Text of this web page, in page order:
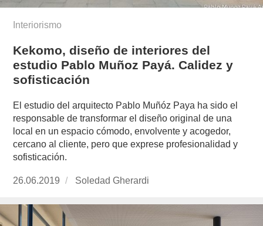
Interiorismo
Kekomo, diseño de interiores del
estudio Pablo Muñoz Payá. Calidez y
sofisticación
El estudio del arquitecto Pablo Muñóz Paya ha sido el
responsable de transformar el diseño original de una
local en un espacio cómodo, envolvente y acogedor,
cercano al cliente, pero que exprese profesionalidad y
sofisticación.
Publicado
26.06.2019
https://www.experimenta.es/author/soledad-
Soledad Gherardi